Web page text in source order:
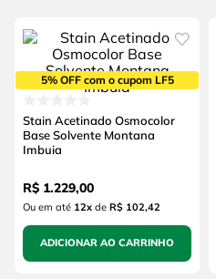
5% OFF com o cupom LF5
Stain Acetinado Osmocolor
Base Solvente Montana
Imbuia
R$ 1.229,00
Ou em até 12xde R$ 102,42
ADICIONAR AO CARRINHO